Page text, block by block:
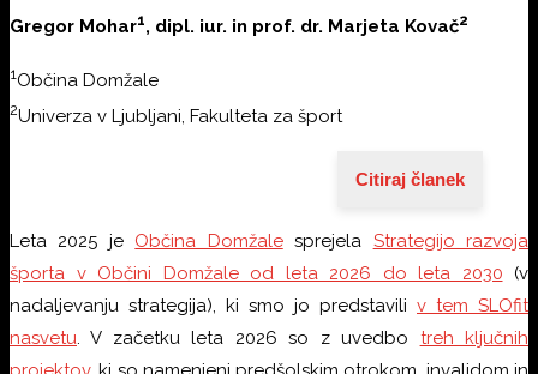
Gregor Mohar1, dipl. iur. in prof. dr. Marjeta Kovač2
1 Občina Domžale
2Univerza v Ljubljani, Fakulteta za šport
Citiraj članek
Leta 2025 je Občina Domžalesprejela Strategijo razvoja
športa v Občini Domžale od leta 2026 do leta 2030 (v
nadaljevanju strategija), ki smo jo predstavili v tem SLOfit
nasvetu. V začetku leta 2026 so z uvedbo treh ključnih